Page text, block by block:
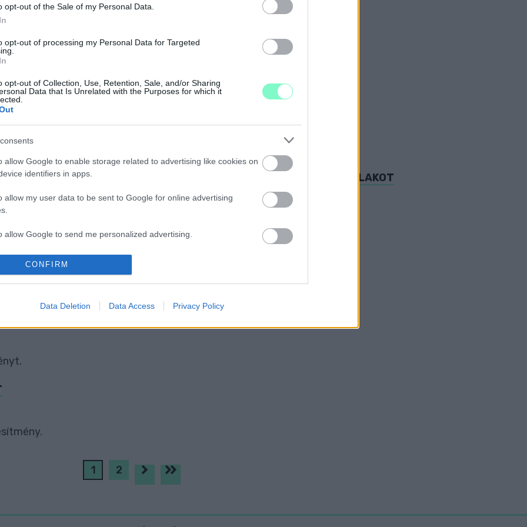
opt-out of the Sale of my Personal Data.
opt-out of processing my Personal Data for Targeted
opt-out of Collection, Use, Retention, Sale, and/or Sharing
Data that Is Unrelated with the Purposes for which it
allow Google to enable storage related to advertising like cookies on
identifiers in apps.
allow my user data to be sent to Google for online advertising
allow Google to send me personalized advertising.
allow Google to enable storage related to analytics like cookies on
identifiers in apps.
allow Google to enable storage related to security, including
CONFIRM
Data Deletion Data Access Privacy Policy
vidéki állomásán Magyar Pétert szerda este.
A GYŐRI DUNAKAPU TÉREN
foglalkozó alapítványok, egyesületeket, szervezetek.
PIAC HELYSZÍNE A HÓNAPBAN
GYŐRI POLGÁROK TISZTÍTOTTÁK MEG A VÁRFALRA NÉZŐ ABLAKOT
körüli áldatlan állapotokra riportunkban hívtuk fel a figyelmet.
BUSZMENETREND GYŐRBEN
miatt a Tarcsay utcába.
1 2